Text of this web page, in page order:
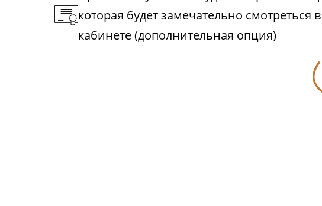
которая будет замечательно смотреться
кабинете (дополнительная опция)